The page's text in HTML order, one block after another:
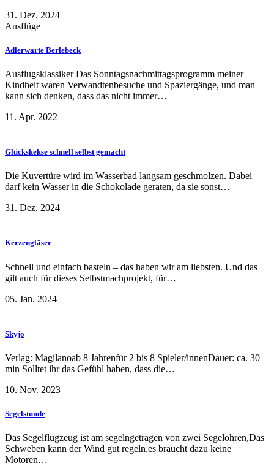
31. Dez. 2024
Ausflüge
Adlerwarte Berlebeck
Ausflugsklassiker Das Sonntagsnachmittagsprogramm meiner
Kindheit waren Verwandtenbesuche und Spaziergänge, und man
kann sich denken, dass das nicht immer…
11. Apr. 2022
Glückskekse schnell selbst gemacht
Die Kuvertüre wird im Wasserbad langsam geschmolzen. Dabei
darf kein Wasser in die Schokolade geraten, da sie sonst…
31. Dez. 2024
Kerzengläser
Schnell und einfach basteln – das haben wir am liebsten. Und das
gilt auch für dieses Selbstmachprojekt, für…
05. Jan. 2024
Skyjo
Verlag: Magilanoab 8 Jahrenfür 2 bis 8 Spieler/innenDauer: ca. 30
min Solltet ihr das Gefühl haben, dass die…
10. Nov. 2023
Segelstunde
Das Segelflugzeug ist am segelngetragen von zwei Segelohren,Das
Schweben kann der Wind gut regeln,es braucht dazu keine
Motoren…